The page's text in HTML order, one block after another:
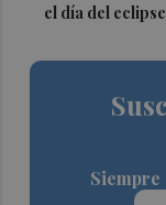
el día del eclipse